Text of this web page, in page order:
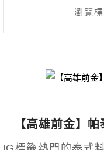
瀏覽
【高雄前金】